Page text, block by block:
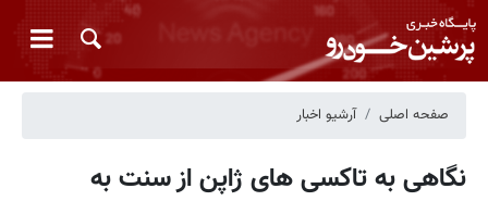
صفحه اصلی آرشیو اخبار
نگاهی به تاکسی های ژاپن از سنت به